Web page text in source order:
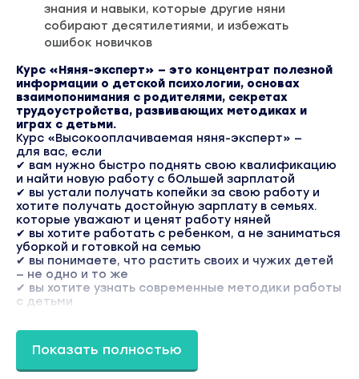
знания и навыки, которые другие няни
собирают десятилетиями, и избежать
ошибок новичков
Курс «Няня-эксперт» — это концентрат полезной
информации о детской психологии, основах
взаимопонимания с родителями, секретах
трудоустройства, развивающих методиках и
играх с детьми.
Курс «Высокооплачиваемая няня-эксперт» —
для вас, если
✔ вам нужно быстро поднять свою квалификацию
и найти новую работу с бОльшей зарплатой
✔ вы устали получать копейки за свою работу и
хотите получать достойную зарплату в семьях.
которые уважают и ценят работу няней
✔ вы хотите работать с ребенком, а не заниматься
уборкой и готовкой на семью
✔ вы понимаете, что растить своих и чужих детей
— не одно и то же
✔ вы хотите узнать современные методики работы
с детьми
и понимаете, что мир постоянно меняется и на
старых знаниях далеко не уедешь
высокооплачиваемая няня-эксперт
Программа основного курса
Показать полностью